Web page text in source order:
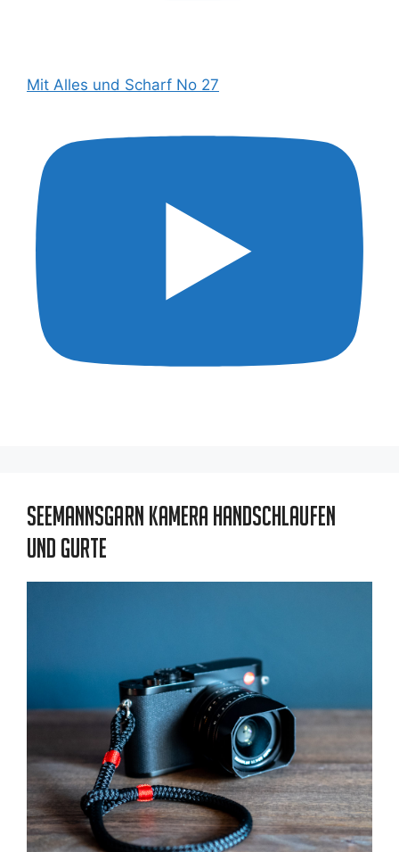
Mit Alles und Scharf No 27
Seemannsgarn Kamera Handschlaufen
und Gurte